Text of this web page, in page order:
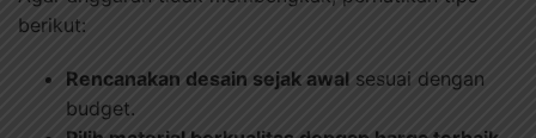
berikut:
Rencanakan desain sejak awal sesuai dengan
budget.